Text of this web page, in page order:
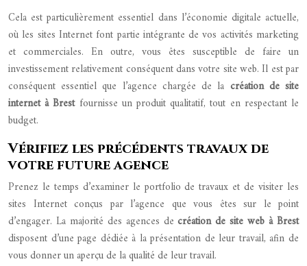
Cela est particulièrement essentiel dans l’économie digitale actuelle,
où les sites Internet font partie intégrante de vos activités marketing
et commerciales. En outre, vous êtes susceptible de faire un
investissement relativement conséquent dans votre site web. Il est par
conséquent essentiel que l’agence chargée de la création de site
internet à Brestfournisse un produit qualitatif, tout en respectant le
budget.
Vérifiez les précédents travaux de
votre future agence
Prenez le temps d’examiner le portfolio de travaux et de visiter les
sites Internet conçus par l’agence que vous êtes sur le point
d’engager. La majorité des agences decréation de site web à Brest
disposent d’une page dédiée à la présentation de leur travail, afin de
vous donner un aperçu de la qualité de leur travail.